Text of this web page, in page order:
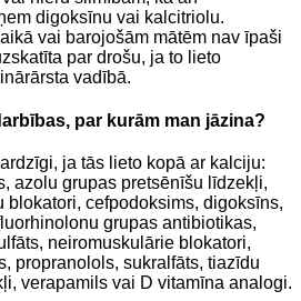
digoksīnu vai kalcitriolu.
vai barojošām mātēm nav īpaši
par drošu, ja to lieto
vadībā.
par kurām man jāzina?
ja tās lieto kopā ar kalciju:
azolu grupas pretsēnīšu līdzekļi,
blokatori, cefpodoksims, digoksīns,
grupas antibiotikas,
neiromuskulārie blokatori,
propranolols, sukralfāts, tiazīdu
verapamils ​​vai D vitamīna analogi.